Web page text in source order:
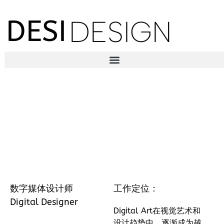
DESI DESIGN
数字媒体设计师
Digital Designer
工作定位：
Digital Art在视觉艺术和